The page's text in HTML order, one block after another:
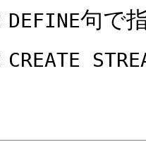
DEFINE句で
CREATE